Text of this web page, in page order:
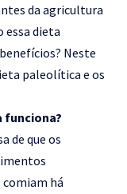
da agricultura
essa dieta
Neste
paleolítica e os
funciona?
de que os
comiam há